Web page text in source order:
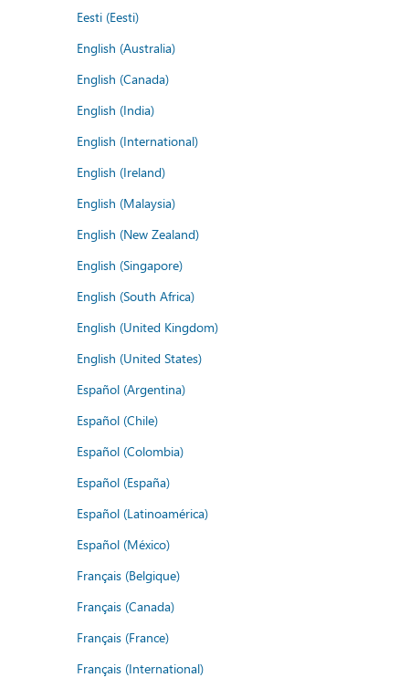
Eesti (Eesti)
English (Australia)
English (Canada)
English (India)
English (International)
English (Ireland)
English (Malaysia)
English (New Zealand)
English (Singapore)
English (South Africa)
English (United Kingdom)
English (United States)
Español (Argentina)
Español (Chile)
Español (Colombia)
Español (España)
Español (Latinoamérica)
Español (México)
Français (Belgique)
Français (Canada)
Français (France)
Français (International)